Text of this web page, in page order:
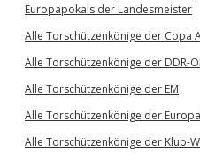
Europapokals der Landesmeister
Alle Torschützenkönige der Copa
Alle Torschützenkönige der DDR-
Alle Torschützenkönige der EM
Alle Torschützenkönige der
Alle Torschützenkönige der Klub-